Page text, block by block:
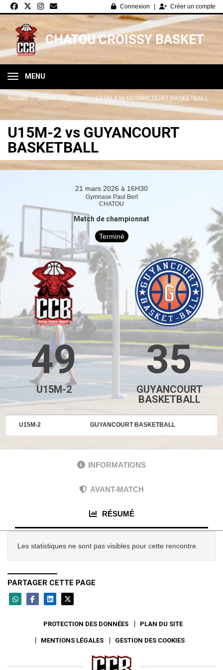
Connexion Créer un compte
CHATOU CROISSY BASKET
MENU
Accueil Saison Matchs U15M-2 vs GUYANCOURT BASKETBALL
U15M-2 vs GUYANCOURT
BASKETBALL
21 mars 2026 à 16H30
Gymnase Paul Bert
CHATOU
Match de championnat
Terminé
49 35
U15M-2
GUYANCOURT
BASKETBALL
U15M-2 GUYANCOURT BASKETBALL
INFORMATIONS
AVANT-MATCH
RÉSUMÉ
Les statistiques ne sont pas visibles pour cette rencontre.
PARTAGER CETTE PAGE
PROTECTION DES DONNÉES PLAN DU SITE
MENTIONS LÉGALES GESTION DES COOKIES
Panneau de gestion des cookies